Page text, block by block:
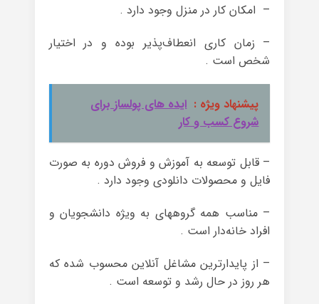
– امکان کار در منزل وجود دارد .
– زمان کاری انعطاف‌پذیر بوده و در اختیار
شخص است .
پیشنهاد ویژه : ایده های پولساز برای
شروع کسب و کار
– قابل توسعه به آموزش و فروش دوره به صورت
فایل و محصولات دانلودی وجود دارد .
– مناسب همه گروههای به ویژه دانشجویان و
افراد خانه‌دار است .
– از پایدارترین مشاغل آنلاین محسوب شده که
هر روز در حال رشد و توسعه است .